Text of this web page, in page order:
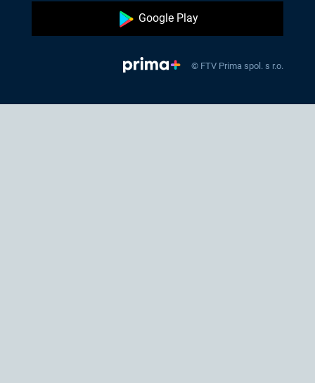
Google Play
© FTV Prima spol. s r.o.